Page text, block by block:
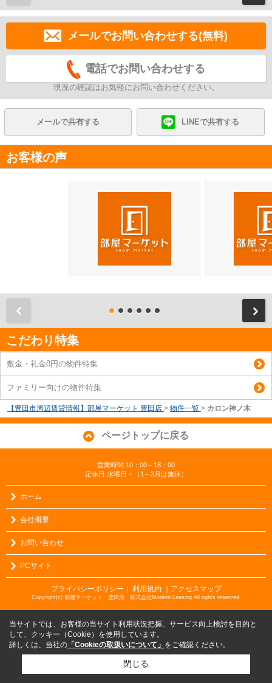
メールでお問い合わせする(無料)
電話でお問い合わせする
現況の確認はお気軽にお問い合わせください。
メールで共有する LINEで共有する
お客様の声
こだわり特集
敷金・礼金0円の物件特集
ファミリー向けの物件特集
【豊田市周辺賃貸情報】部屋マーケット 豊田店 > 物件一覧 > カロン神ノ木
ページトップに戻る
営業時間:10：00～18：00
定休日:水曜日・（1～3月は無休）
ホーム
会社概要
お問い合わせ
PCサイト
プライバシーポリシー 利用規約 ｜アクセスマップ
Copyright(c) 部屋マーケット 豊田店 株式会社Modern Leasing All rights reserved.
当サイトでは、お客様の当サイト利用状況把握、サービス向上検討を目的と
して、クッキー（Cookie）を使用しています。
詳しくは、当社の 「Cookieの取扱いについて」 をご確認ください。
閉じる